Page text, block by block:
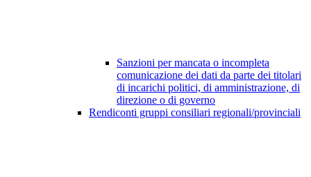
Sanzioni per mancata o incompleta
comunicazione dei dati da parte dei titolari
di incarichi politici, di amministrazione, di
direzione o di governo
Rendiconti gruppi consiliari regionali/provinciali